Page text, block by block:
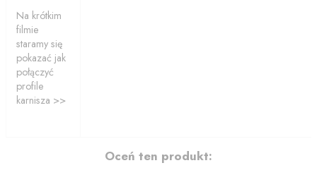
Na krótkim
filmie
staramy się
pokazać jak
połączyć
profile
karnisza >>
Oceń ten produkt: